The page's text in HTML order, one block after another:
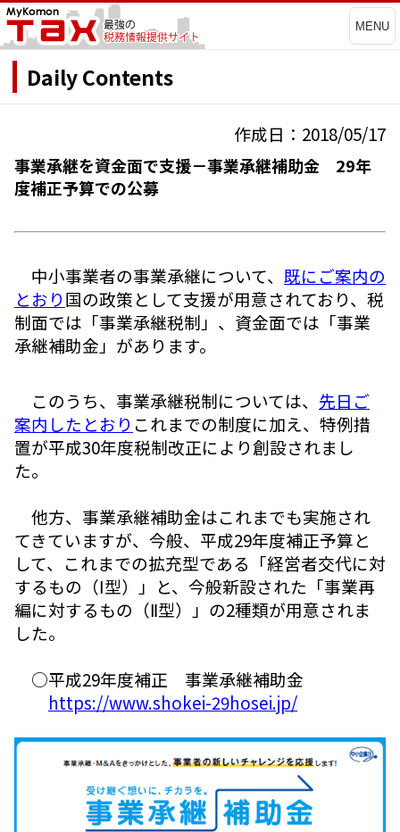
MENU
Daily Contents
作成日：2018/05/17
事業承継を資金面で支援－事業承継補助金 29年
度補正予算での公募
中小事業者の事業承継について、 既にご案内の
とおり国の政策として支援が用意されており、税
制面では「事業承継税制」、資金面では「事業
承継補助金」があります。
このうち、事業承継税制については、 先日ご
案内したとおり これまでの制度に加え、特例措
置が平成30年度税制改正により創設されまし
た。
他方、事業承継補助金はこれまでも実施され
てきていますが、今般、平成29年度補正予算と
して、これまでの拡充型である「経営者交代に対
するもの（Ⅰ型）」と、今般新設された「事業再
編に対するもの（Ⅱ型）」の2種類が用意されま
した。
○平成29年度補正 事業承継補助金
https://www.shokei-29hosei.jp/